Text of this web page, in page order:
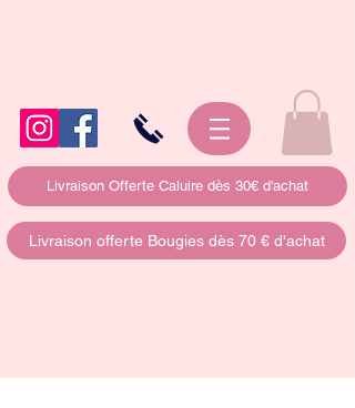
Livraison Offerte Caluire dès 30€ d'achat
Livraison offerte Bougies dès 70 € d'achat